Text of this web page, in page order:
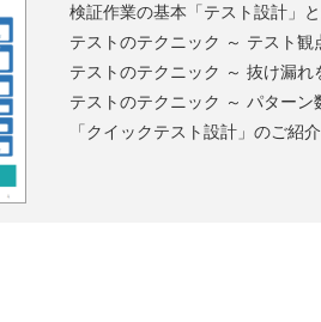
検証作業の基本「テスト設計」
テストのテクニック ～ テスト観
テストのテクニック ～ 抜け漏れ
テストのテクニック ～ パターン
「クイックテスト設計」のご紹介